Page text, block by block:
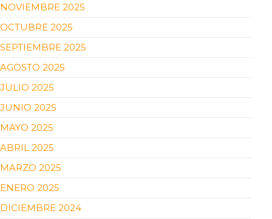
NOVIEMBRE 2025
OCTUBRE 2025
SEPTIEMBRE 2025
AGOSTO 2025
JULIO 2025
JUNIO 2025
MAYO 2025
ABRIL 2025
MARZO 2025
ENERO 2025
DICIEMBRE 2024